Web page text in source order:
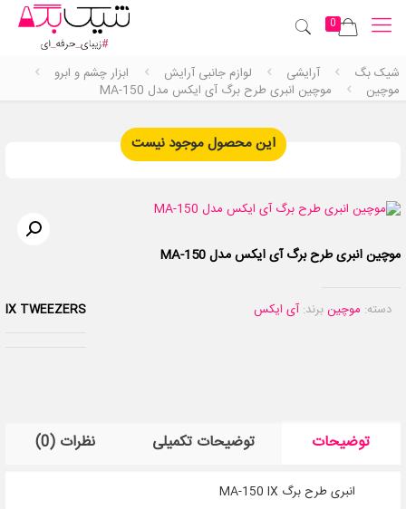
0
شیک بگ آرایشی لوازم جانبی آرایش
ابزار چشم و ابرو
موچین
موچین انبری طرح برگ آی ایکس مدل MA-150
این محصول موجود نیست
موچین انبری طرح برگ آی ایکس مدل MA-150
IX TWEEZERS دسته: موچینبرند: آی ایکس
توضیحات توضیحات تکمیلی نظرات (0)
انبری طرح برگ MA-150 IX